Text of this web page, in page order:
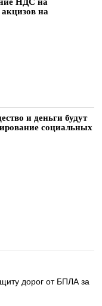
на
и деньги будут
социальных
дорог от БПЛА за